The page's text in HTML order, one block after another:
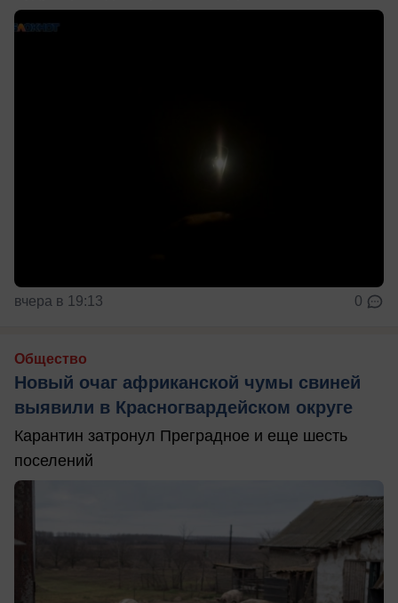
вчера в 19:13 0
Общество
Новый очаг африканской чумы свиней
выявили в Красногвардейском округе
Карантин затронул Преградное и еще шесть
поселений